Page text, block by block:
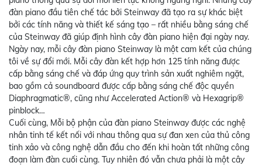
đàn piano đầu tiên chế tác bởi Steinway đã tạo ra sự khác biệt
bởi các tính năng và thiết kế sáng tạo – rất nhiều bằng sáng chế
của Steinway đã giúp định hình cây đàn piano hiện đại ngày nay.
Ngày nay, mỗi cây đàn piano Steinway là một cam kết của chúng
tôi về sự đổi mới. Mỗi cây đàn kết hợp hơn 125 tính năng được
cấp bằng sáng chế và đáp ứng quy trình sản xuất nghiêm ngặt,
bao gồm cả soundboard được cấp bằng sáng chế độc quyền
Diaphragmatic®, cũng như Accelerated Action® và Hexagrip®
pinblock…
Cuối cùng, Mỗi bộ phận của đàn piano Steinway được các nghệ
nhân tinh tế kết nối với nhau thông qua sự đan xen của thủ công
tinh xảo và công nghệ dẫn đầu cho đến khi hoàn tất những công
đoạn làm đàn cuối cùng. Tuy nhiên đó vẫn chưa phải là một cây